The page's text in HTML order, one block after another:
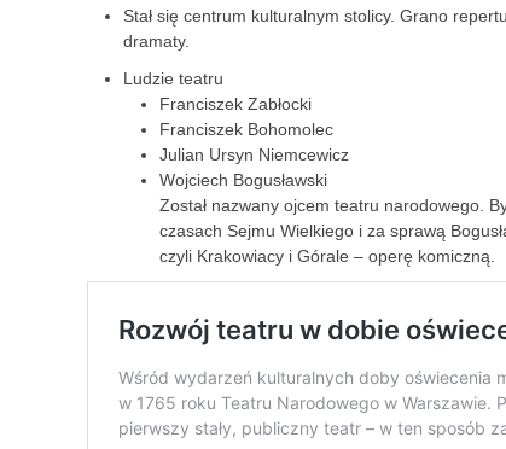
Stał się centrum kulturalnym stolicy. Grano
dramaty.
Ludzie teatru
Franciszek Zabłocki
Franciszek Bohomolec
Julian Ursyn Niemcewicz
Wojciech Bogusławski
Został nazwany ojcem teatru narodowego.
czasach Sejmu Wielkiego i za sprawą
czyli Krakowiacy i Górale – operę komiczną.